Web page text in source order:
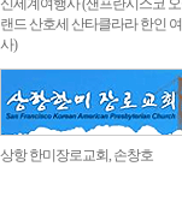
신세계여행사 (샌프란시스코
랜드 산호세 산타클라라 한인
사)
상항 한미장로교회, 손창호